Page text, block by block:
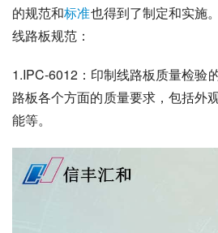
的规范和标准也得到了制定和实施
线路板规范：
1.IPC-6012：印制线路板质量检验
路板各个方面的质量要求，包括外
能等。